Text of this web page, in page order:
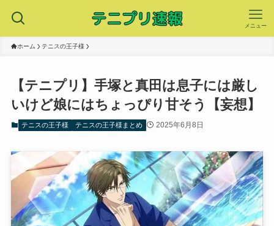
メニュー
ホーム テニスの王子様
【テニプリ】手塚と真田は息子には厳し
いけど娘にはちょっぴり甘そう【妄想】
テニスの王子様 テニスの王子様まとめ 2025年6月8日